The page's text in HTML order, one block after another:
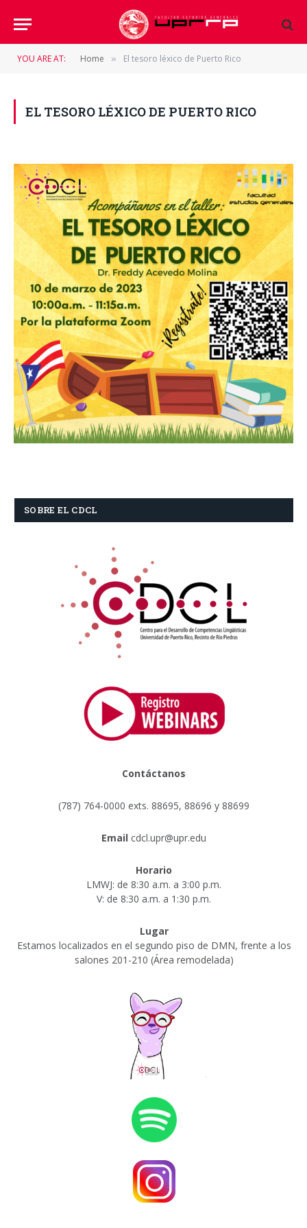
YOU ARE AT: Home » El tesoro léxico de Puerto Rico
EL TESORO LÉXICO DE PUERTO RICO
SOBRE EL CDCL
Contáctanos
(787) 764-0000 exts. 88695, 88696 y 88699
Email cdcl.upr@upr.edu
Horario
LMWJ: de 8:30 a.m. a 3:00 p.m.
V: de 8:30 a.m. a 1:30 p.m.
Lugar
Estamos localizados en el segundo piso de DMN, frente a los
salones 201-210 (Área remodelada)